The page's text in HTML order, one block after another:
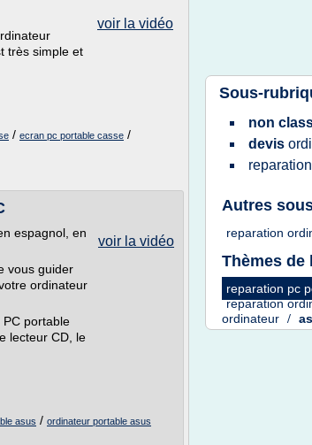
voir la vidéo
très simple et
/ ecran pc portable casse /
voir la vidéo
espagnol, en
vous guider
ordinateur
portable
lecteur CD, le
asus / ordinateur portable asus
Sous-
non
devis
reparation
Autres
reparation
Thèmes de
reparation pc
reparation
ordinateur /